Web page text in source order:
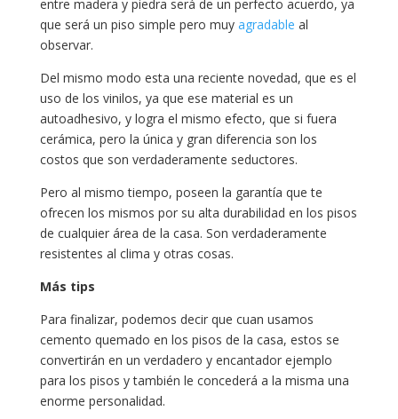
entre madera y piedra será de un perfecto acuerdo, ya
que será un piso simple pero muy agradable al
observar.
Del mismo modo esta una reciente novedad, que es el
uso de los vinilos, ya que ese material es un
autoadhesivo, y logra el mismo efecto, que si fuera
cerámica, pero la única y gran diferencia son los
costos que son verdaderamente seductores.
Pero al mismo tiempo, poseen la garantía que te
ofrecen los mismos por su alta durabilidad en los pisos
de cualquier área de la casa. Son verdaderamente
resistentes al clima y otras cosas.
Más tips
Para finalizar, podemos decir que cuan usamos
cemento quemado en los pisos de la casa, estos se
convertirán en un verdadero y encantador ejemplo
para los pisos y también le concederá a la misma una
enorme personalidad.